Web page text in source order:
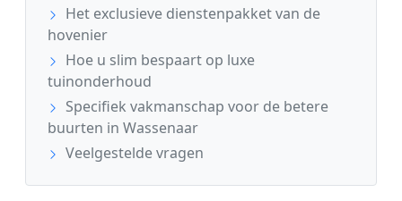
Het exclusieve dienstenpakket van de
hovenier
Hoe u slim bespaart op luxe
tuinonderhoud
Specifiek vakmanschap voor de betere
buurten in Wassenaar
Veelgestelde vragen